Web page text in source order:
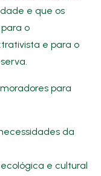
e que os
o
e para o
para
da
e cultural